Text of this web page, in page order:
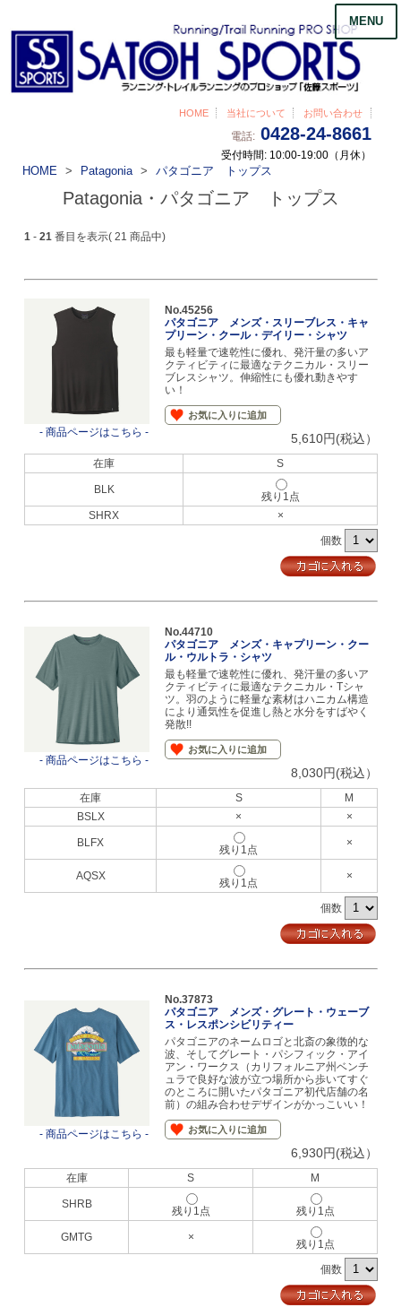
HOME 当社について お問い合わせ
電話: 0428-24-8661
受付時間: 10:00-19:00（月休）
MENU
HOME Patagonia パタゴニア トップス
Patagonia・パタゴニア トップス
1 -21番目を表示( 21 商品中)
- 商品ページはこちら -
No.45256
パタゴニア メンズ・スリーブレス・キャ
プリーン・クール・デイリー・シャツ
最も軽量で速乾性に優れ、発汗量の多いア
クティビティに最適なテクニカル・スリー
ブレスシャツ。伸縮性にも優れ動きやす
い！
お気に入りに追加
5,610円(税込）
在庫 S
BLK
残り1点
SHRX
×
個数
- 商品ページはこちら -
No.44710
パタゴニア メンズ・キャプリーン・クー
ル・ウルトラ・シャツ
最も軽量で速乾性に優れ、発汗量の多いア
クティビティに最適なテクニカル・Tシャ
ツ。羽のように軽量な素材はハニカム構造
により通気性を促進し熱と水分をすばやく
発散!!
お気に入りに追加
8,030円(税込）
在庫 S
M
BSLX
× ×
BLFX
残り1点
×
AQSX
残り1点
×
個数
- 商品ページはこちら -
No.37873
パタゴニア メンズ・グレート・ウェーブ
ス・レスポンシビリティー
パタゴニアのネームロゴと北斎の象徴的な
波、そしてグレート・パシフィック・アイ
アン・ワークス（カリフォルニア州ベンチ
ュラで良好な波が立つ場所から歩いてすぐ
のところに開いたパタゴニア初代店舗の名
前）の組み合わせデザインがかっこいい！
お気に入りに追加
6,930円(税込）
在庫 S M
SHRB
残り1点 残り1点
GMTG ×
残り1点
個数